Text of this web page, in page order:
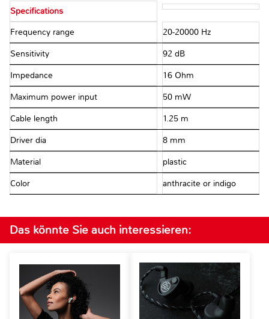
Specifications
Frequency range 20-20000 Hz
Sensitivity 92 dB
Impedance 16 Ohm
Maximum power input 50 mW
Cable length 1.25 m
Driver dia 8 mm
Material plastic
Color anthracite or indigo
Das könnte Sie auch interessieren: